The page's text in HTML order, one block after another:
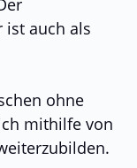
ist auch als
ohne
mithilfe von